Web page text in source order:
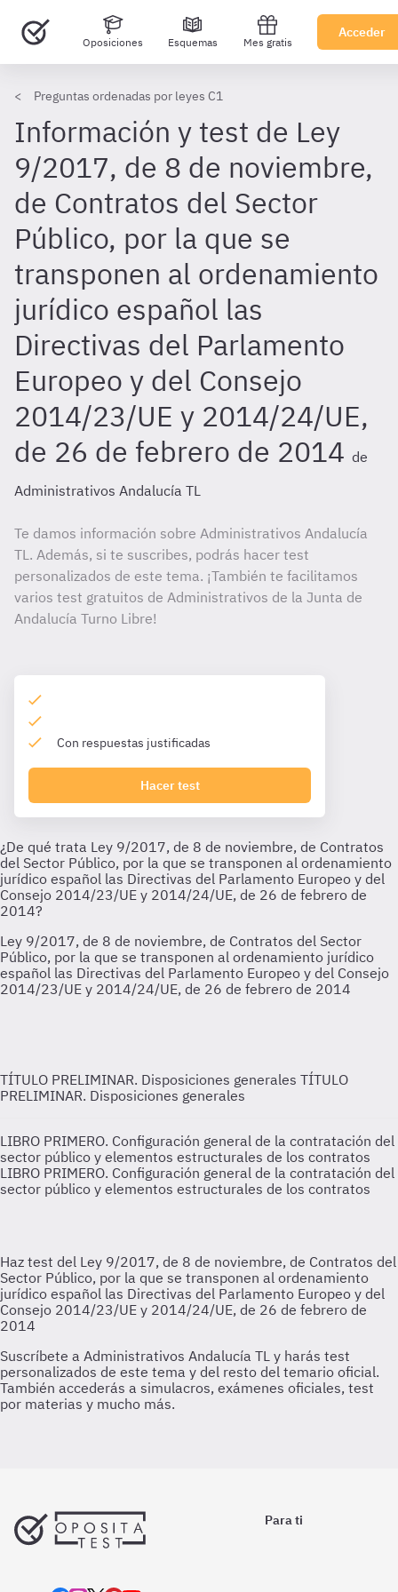
Oposiciones Esquemas Mes gratis
Acceder
Preguntas ordenadas por leyes C1
Información y test de Ley
9/2017, de 8 de noviembre,
de Contratos del Sector
Público, por la que se
transponen al ordenamiento
jurídico español las
Directivas del Parlamento
Europeo y del Consejo
2014/23/UE y 2014/24/UE,
de 26 de febrero de 2014 de
Administrativos Andalucía TL
Te damos información sobre Administrativos Andalucía
TL. Además, si te suscribes, podrás hacer test
personalizados de este tema. ¡También te facilitamos
varios test gratuitos de Administrativos de la Junta de
Andalucía Turno Libre!
Con respuestas justificadas
Hacer test
TÍTULO PRELIMINAR. Disposiciones generales TÍTULO
PRELIMINAR. Disposiciones generales
LIBRO PRIMERO. Configuración general de la contratación del
sector público y elementos estructurales de los contratos
LIBRO PRIMERO. Configuración general de la contratación del
sector público y elementos estructurales de los contratos
Para ti